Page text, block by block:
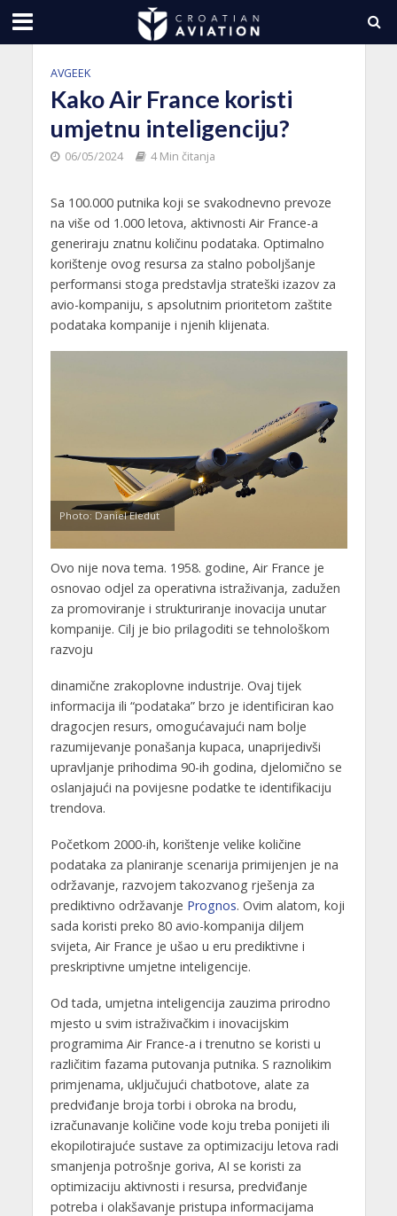
AVGEEK
Kako Air France koristi
umjetnu inteligenciju?
06/05/2024 4 Min čitanja
Sa 100.000 putnika koji se svakodnevno prevoze
na više od 1.000 letova, aktivnosti Air France-a
generiraju znatnu količinu podataka. Optimalno
korištenje ovog resursa za stalno poboljšanje
performansi stoga predstavlja strateški izazov za
avio-kompaniju, s apsolutnim prioritetom zaštite
podataka kompanije i njenih klijenata.
Photo: Daniel Eledut
Ovo nije nova tema. 1958. godine, Air France je
osnovao odjel za operativna istraživanja, zadužen
za promoviranje i strukturiranje inovacija unutar
kompanije. Cilj je bio prilagoditi se tehnološkom
razvoju
dinamične zrakoplovne industrije. Ovaj tijek
informacija ili “podataka” brzo je identificiran kao
dragocjen resurs, omogućavajući nam bolje
razumijevanje ponašanja kupaca, unaprijedivši
upravljanje prihodima 90-ih godina, djelomično se
oslanjajući na povijesne podatke te identifikaciju
trendova.
Početkom 2000-ih, korištenje velike količine
podataka za planiranje scenarija primijenjen je na
održavanje, razvojem takozvanog rješenja za
prediktivno održavanje Prognos. Ovim alatom, koji
sada koristi preko 80 avio-kompanija diljem
svijeta, Air France je ušao u eru prediktivne i
preskriptivne umjetne inteligencije.
Od tada, umjetna inteligencija zauzima prirodno
mjesto u svim istraživačkim i inovacijskim
programima Air France-a i trenutno se koristi u
različitim fazama putovanja putnika. S raznolikim
primjenama, uključujući chatbotove, alate za
predviđanje broja torbi i obroka na brodu,
izračunavanje količine vode koju treba ponijeti ili
ekopilotirajuće sustave za optimizaciju letova radi
smanjenja potrošnje goriva, AI se koristi za
optimizaciju aktivnosti i resursa, predviđanje
potreba i olakšavanje pristupa informacijama